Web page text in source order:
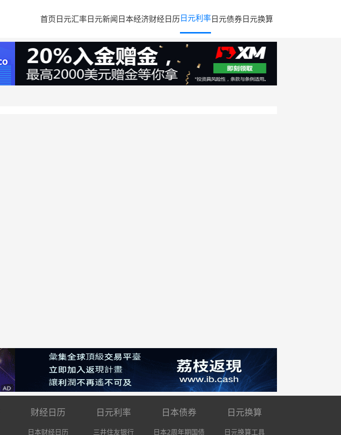
首页日元汇率日元新闻日本经济财经日历日元利率日元债券日元换算
财经日历 日元利率 日本债券 日元换算
日本财经日历 三井住友银行 日本2周年期国债 日元换算工具